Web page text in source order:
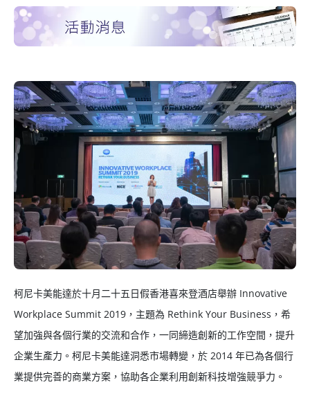
柯尼卡美能達於十月二十五日假香港喜來登酒店舉辦 Innovative
Workplace Summit 2019，主題為 Rethink Your Business，希
望加強與各個行業的交流和合作，一同締造創新的工作空間，提升
企業生產力。柯尼卡美能達洞悉市場轉變，於 2014 年已為各個行
業提供完善的商業方案，協助各企業利用創新科技增強競爭力。